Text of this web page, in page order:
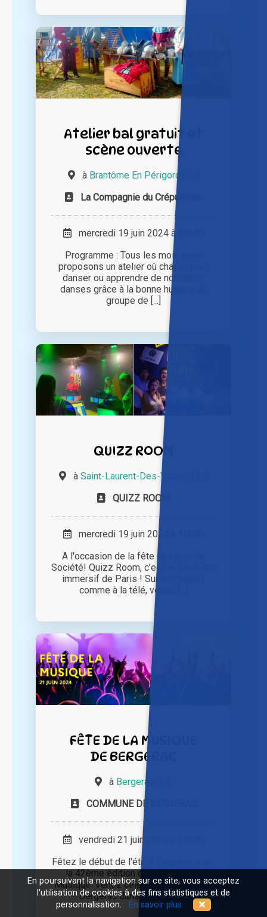
Atelier bal gratuit et
scène ouverte
à Brantôme En Périgord (24)
La Compagnie du Crépuscule
mercredi 19 juin 2024 à 20h30
Programme : Tous les mois nous
proposons un atelier où chacun peut
danser ou apprendre de nouvelles
danses grâce à la bonne humeur du
groupe de [...]
QUIZZ ROOM
à Saint-Laurent-Des-Vignes (24)
QUIZZ ROOM
mercredi 19 juin 2024 à 10h00
A l'occasion de la fête des jeux de
Société! Quizz Room, c’est le 1er quizz
immersif de Paris ! Sur un plateau,
comme à la télé, venez [...]
FÊTE DE LA MUSIQUE
DE BERGERAC
à Bergerac (24)
COMMUNE DE BERGERAC
vendredi 21 juin 2024 à 18h00
Fêtez le début de l'été à Bergerac avec
la 42ème édition de la Fête de la
Musique. Venez célébrer la musique à
Bergerac dans le cadre [...]
En poursuivant la navigation sur ce site, vous acceptez
l'utilisation de cookies à des fins statistiques et de
personnalisation.
En savoir plus